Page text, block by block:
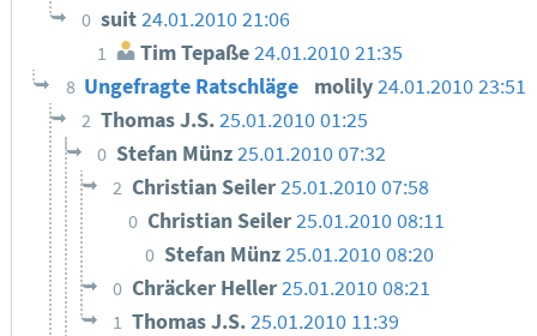
0 suit24.01.2010 21:06
1 Tim Tepaße24.01.2010 21:35
8 Ungefragte Ratschläge molily24.01.2010 23:51
2 Thomas J.S.25.01.2010 01:25
0 Stefan Münz25.01.2010 07:32
2 Christian Seiler25.01.2010 07:58
0 Christian Seiler25.01.2010 08:11
0 Stefan Münz25.01.2010 08:20
0 Chräcker Heller25.01.2010 08:21
1 Thomas J.S.25.01.2010 11:39